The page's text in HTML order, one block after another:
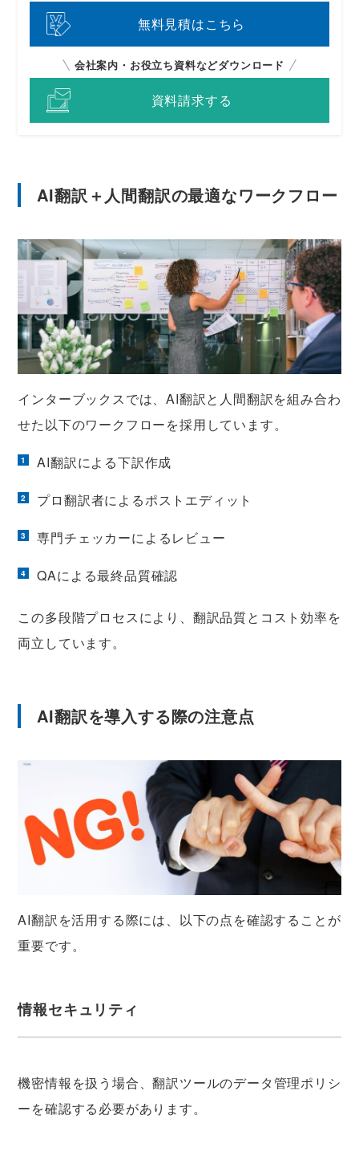
無料見積はこちら
会社案内・お役立ち資料などダウンロード
資料請求する
AI翻訳＋人間翻訳の最適なワークフロー
インターブックスでは、AI翻訳と人間翻訳を組み合わ
せた以下のワークフローを採用しています。
AI翻訳による下訳作成
プロ翻訳者によるポストエディット
専門チェッカーによるレビュー
QAによる最終品質確認
この多段階プロセスにより、翻訳品質とコスト効率を
両立しています。
AI翻訳を導入する際の注意点
AI翻訳を活用する際には、以下の点を確認することが
重要です。
情報セキュリティ
機密情報を扱う場合、翻訳ツールのデータ管理ポリシ
ーを確認する必要があります。